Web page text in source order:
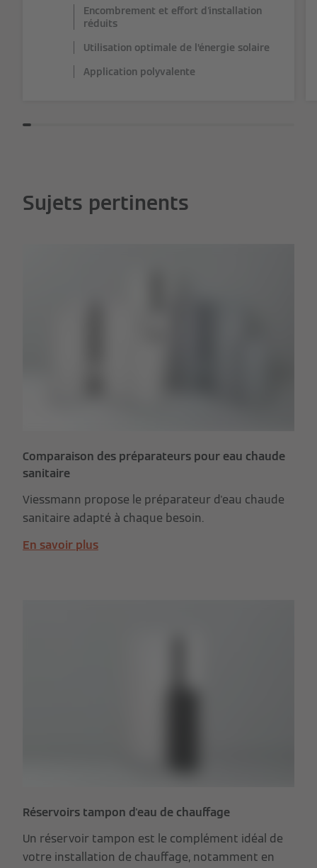
Encombrement et effort d'installation
réduits
Utilisation optimale de l’énergie solaire
Application polyvalente
Sujets pertinents
Comparaison des préparateurs pour eau chaude
sanitaire
Viessmann propose le préparateur d'eau chaude
sanitaire adapté à chaque besoin.
En savoir plus
Réservoirs tampon d'eau de chauffage
Un réservoir tampon est le complément idéal de
votre installation de chauffage, notamment en